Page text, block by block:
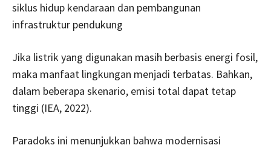
siklus hidup kendaraan dan pembangunan
infrastruktur pendukung
Jika listrik yang digunakan masih berbasis energi fosil,
maka manfaat lingkungan menjadi terbatas. Bahkan,
dalam beberapa skenario, emisi total dapat tetap
tinggi (IEA, 2022).
Paradoks ini menunjukkan bahwa modernisasi